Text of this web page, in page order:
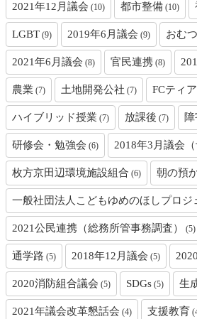
2021年12月議会 (10) 都市整備 (10)
LGBT (9) 2019年6月議会 (9) おむつ
2021年6月議会 (8) 官民連携 (8)
農業 (7) 土地開発公社 (7) FCティ
ハイブリッド授業 (7) 放課後 (7)
研修会・勉強会 (6) 2018年3月議会（
枚方京田辺環境施設組合 (6) 朝の預
一般社団法人こどもゆめのほしプロジ
2021公民連携（総務所管事務調査） (5)
通学路 (5) 2018年12月議会 (5)
2020消防組合議会 (5) SDGs (5) 生
2021年議会改革懇話会 (4) 支援教育